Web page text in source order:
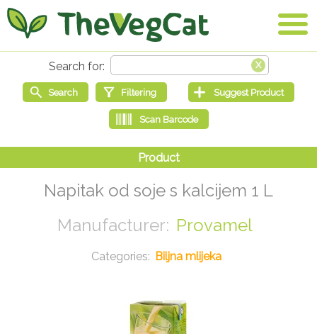
Napitak od soje s kalcijem 1 L
Provamel
Biljna mlijeka